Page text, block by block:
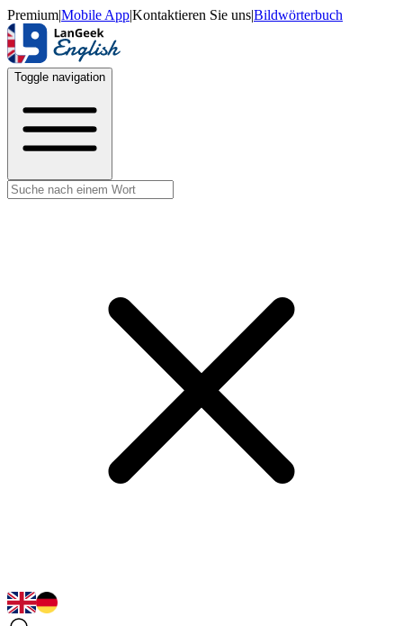
Premium|Mobile App|Kontaktieren Sie uns|Bildwörterbuch
Toggle navigation